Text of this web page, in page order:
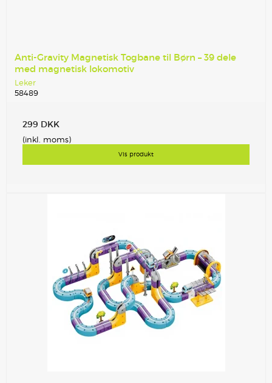
Anti-Gravity Magnetisk Togbane til Børn – 39 dele
med magnetisk lokomotiv
Leker
58489
299 DKK
(inkl. moms)
Vis produkt